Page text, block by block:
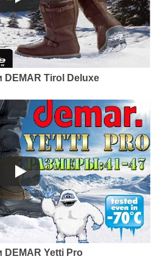
DEMAR Tirol Deluxe
DEMAR Yetti Pro